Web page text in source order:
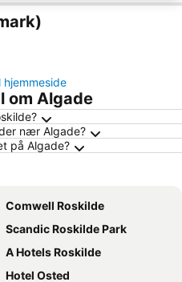
hjemmeside
om Algade
nær Algade?
på Algade?
Comwell Roskilde
Scandic Roskilde Park
A Hotels Roskilde
Hotel Osted